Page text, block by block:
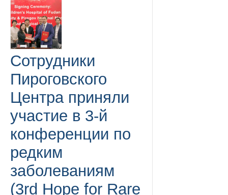
Сотрудники
Пироговского
Центра приняли
участие в 3-й
конференции по
редким
заболеваниям
(3rd Hope for Rare